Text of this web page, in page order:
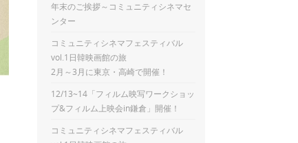
年末のご挨拶～コミュニティシネマセ
ンター
コミュニティシネマフェスティバル
vol.1日韓映画館の旅
2月～3月に東京・高崎で開催！
12/13~14「フィルム映写ワークショッ
プ&フィルム上映会in鎌倉」開催！
コミュニティシネマフェスティバル